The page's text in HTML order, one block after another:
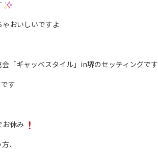
おいしいですよ
「ギャッベスタイル」in堺のセッティングです
す
お休み
、